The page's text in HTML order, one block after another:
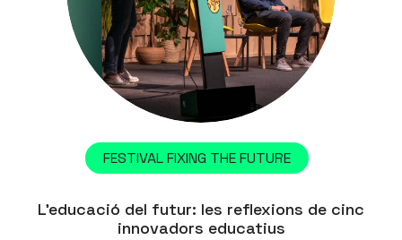
FESTIVAL FIXING THE FUTURE
L’educació del futur: les reflexions de cinc
innovadors educatius